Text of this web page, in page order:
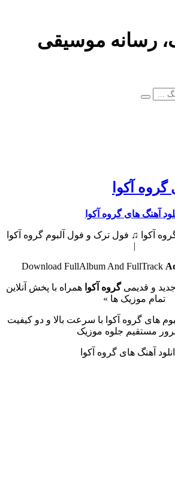
رسانه موسیقی
آکوا
آهنگ های گروه آکوا
آکوا ♫ فول ترک و فول آلبوم گروه آکوا
|
Download FullAlbum And FullTrack
و قدیمیگروه آکوا همراه با پخش آنلاین
تمام موزیک ها »
های گروه آکوا با سرعت بالا و دو کیفیت
مستقیم جلوه موزیک